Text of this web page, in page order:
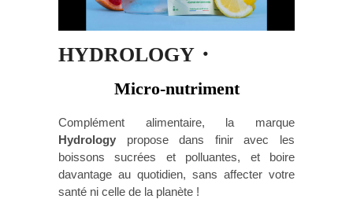
HYDROLOGY・
Micro-nutriment
Complément alimentaire, la marque
Hydrology propose dans finir avec les
boissons sucrées et polluantes, et boire
davantage au quotidien, sans affecter votre
santé ni celle de la planète !